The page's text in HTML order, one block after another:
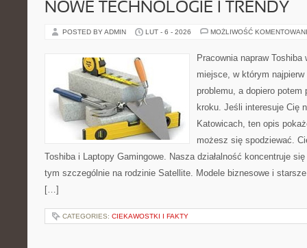
NOWE TECHNOLOGIE I TRENDY
POSTED BY ADMIN LUT - 6 - 2026 MOŻLIWOŚĆ
Pracownia napraw
miejsce, w którym
problemu, a dopiero potem
kroku. Jeśli interesuje Cię
Katowicach, ten opis
możesz się spodziewać.
Toshiba i Laptopy Gamingowe. Nasza działalność koncentruje
tym szczególnie na rodzinie Satellite. Modele biznesowe i
[…]
CATEGORIES: CIEKAWOSTKI I FAKTY